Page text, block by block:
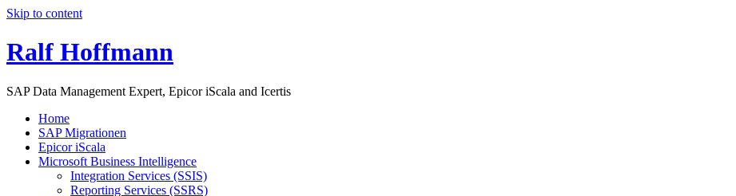
Skip to content
Ralf Hoffmann
SAP Data Management Expert, Epicor iScala and Icertis
Home
SAP Migrationen
Epicor iScala
Microsoft Business Intelligence
Integration Services (SSIS)
Reporting Services (SSRS)